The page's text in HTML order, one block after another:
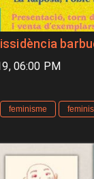
06:00 PM
feminisme